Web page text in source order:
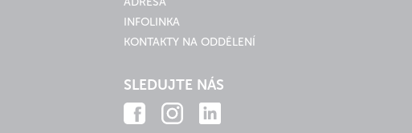
INFOLINKA
KONTAKTY NA ODDĚLENÍ
SLEDUJTE NÁS